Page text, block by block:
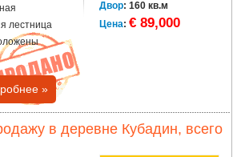
лестница
»
Двор: 160 кв.м
Цена: € 89,000
в деревне Кубадин, всего